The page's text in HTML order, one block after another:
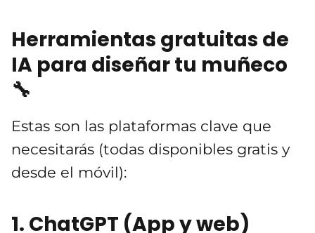
Herramientas gratuitas de
IA para diseñar tu muñeco
🔧
Estas son las plataformas clave que
necesitarás (todas disponibles gratis y
desde el móvil):
1. ChatGPT (App y web)